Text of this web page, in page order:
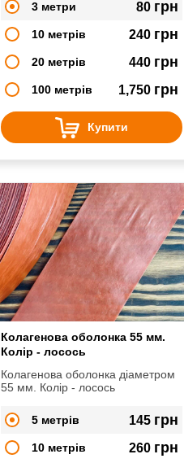
3 метри 80 грн
10 метрів 240 грн
20 метрів 440 грн
100 метрів 1,750 грн
Купити
Колагенова оболонка 55 мм.
Колір - лосось
Колагенова оболонка діаметром
5 метрів 145 грн
10 метрів 260 грн